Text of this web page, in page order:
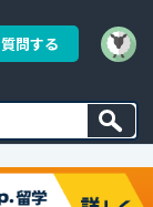
質問する